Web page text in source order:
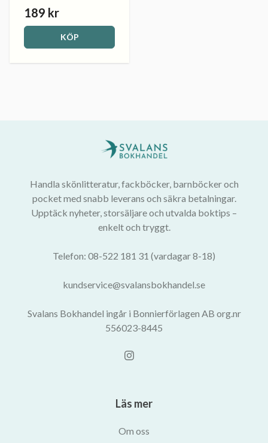
189 kr
KÖP
Handla skönlitteratur, fackböcker, barnböcker och
pocket med snabb leverans och säkra betalningar.
Upptäck nyheter, storsäljare och utvalda boktips –
enkelt och tryggt.
Telefon: 08-522 181 31 (vardagar 8-18)
kundservice@svalansbokhandel.se
Svalans Bokhandel ingår i Bonnierförlagen AB org.nr
556023-8445
Läs mer
Om oss